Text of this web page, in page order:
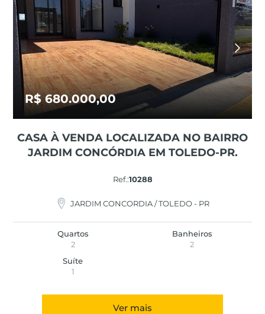
R$ 680.000,00
CASA À VENDA LOCALIZADA NO BAIRRO
JARDIM CONCÓRDIA EM TOLEDO-PR.
Ref.:10288
JARDIM CONCORDIA / TOLEDO - PR
Quartos
2
Banheiros
2
Suíte
1
Ver mais